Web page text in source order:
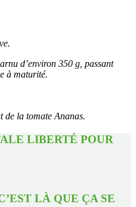
d’environ 350 g, passant
à maturité.
de la tomate Ananas.
POUR
ÇA SE